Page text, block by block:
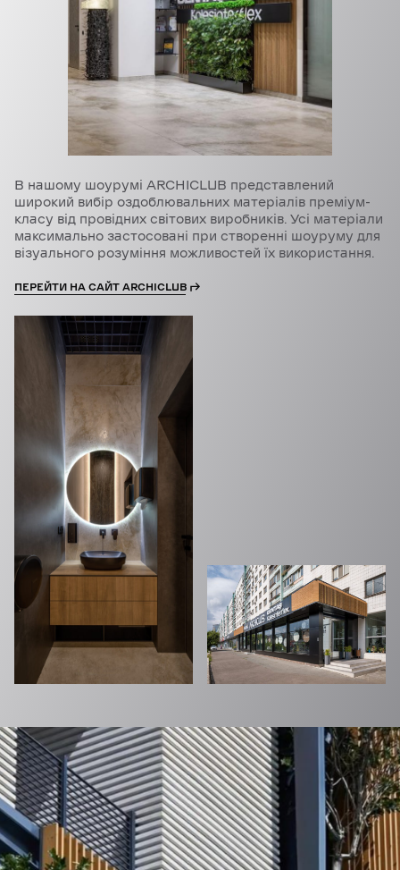
В нашому шоурумі ARCHICLUB представлений
широкий вибір оздоблювальних матеріалів преміум-
класу від провідних світових виробників. Усі матеріали
максимально застосовані при створенні шоуруму для
візуального розуміння можливостей їх використання.
ПЕРЕЙТИ НА САЙТ ARCHICLUB